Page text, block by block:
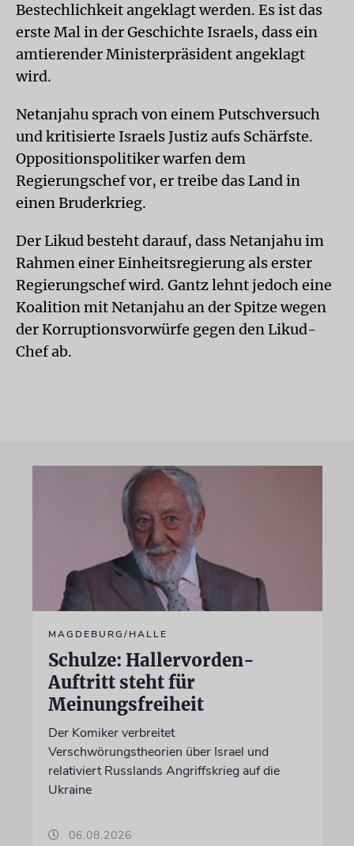
Bestechlichkeit angeklagt werden. Es ist das
erste Mal in der Geschichte Israels, dass ein
amtierender Ministerpräsident angeklagt
wird.
Netanjahu sprach von einem Putschversuch
und kritisierte Israels Justiz aufs Schärfste.
Oppositionspolitiker warfen dem
Regierungschef vor, er treibe das Land in
einen Bruderkrieg.
Der Likud besteht darauf, dass Netanjahu im
Rahmen einer Einheitsregierung als erster
Regierungschef wird. Gantz lehnt jedoch eine
Koalition mit Netanjahu an der Spitze wegen
der Korruptionsvorwürfe gegen den Likud-
Chef ab.
MAGDEBURG/HALLE
Schulze: Hallervorden-
Auftritt steht für
Meinungsfreiheit
Der Komiker verbreitet
Verschwörungstheorien über Israel und
relativiert Russlands Angriffskrieg auf die
Ukraine
06.08.2026